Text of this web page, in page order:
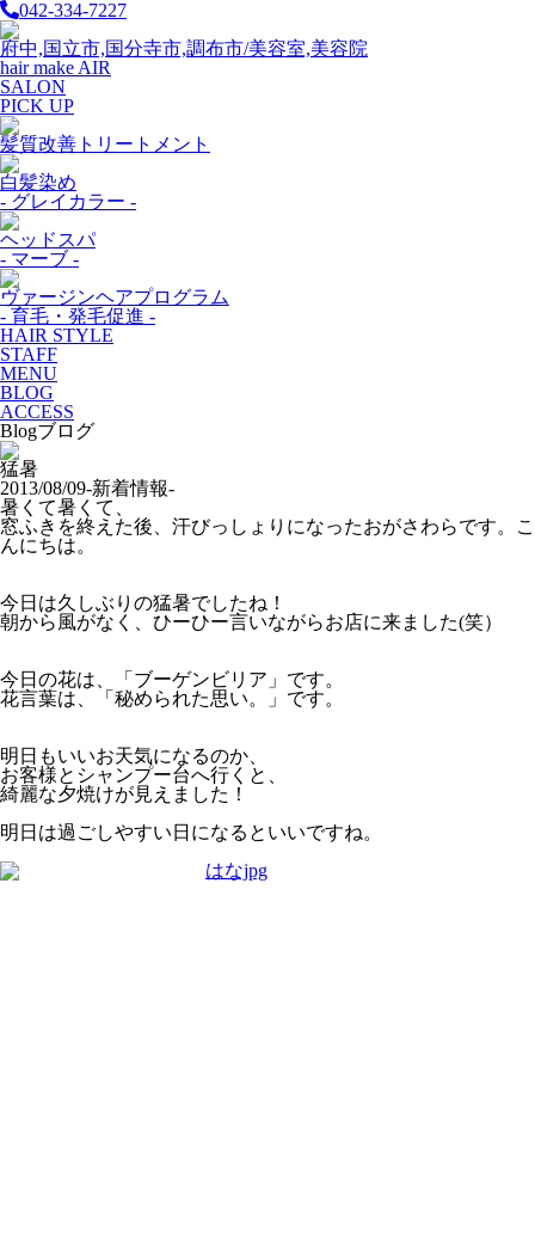
042-334-7227
府中,国立市,国分寺市,調布市/美容室,美容院
hair make AIR
SALON
PICK UP
髪質改善トリートメント
白髪染め
- グレイカラー -
ヘッドスパ
- マーブ -
ヴァージンヘアプログラム
- 育毛・発毛促進 -
HAIR STYLE
STAFF
MENU
BLOG
ACCESS
Blogブログ
猛暑
2013/08/09-新着情報-
暑くて暑くて、
窓ふきを終えた後、汗びっしょりになったおがさわらです。こ
んにちは。
今日は久しぶりの猛暑でしたね！
朝から風がなく、ひーひー言いながらお店に来ました(笑）
今日の花は、「ブーゲンビリア」です。
花言葉は、「秘められた思い。」です。
明日もいいお天気になるのか、
お客様とシャンプー台へ行くと、
綺麗な夕焼けが見えました！
明日は過ごしやすい日になるといいですね。